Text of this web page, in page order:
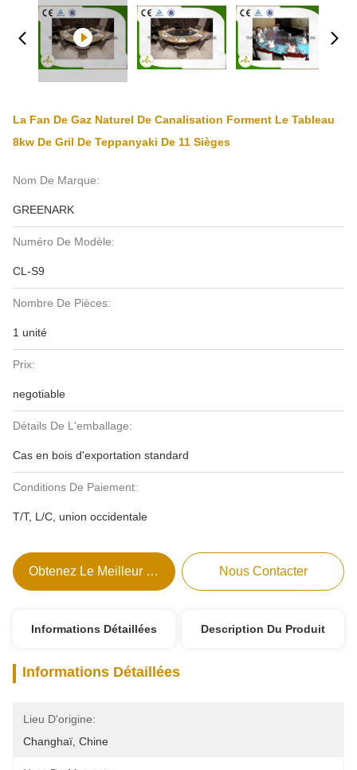
La Fan De Gaz Naturel De Canalisation Forment Le Tableau
8kw De Gril De Teppanyaki De 11 Sièges
Nom De Marque:
GREENARK
Numéro De Modèle:
CL-S9
Nombre De Pièces:
1 unité
Prix:
negotiable
Détails De L'emballage:
Cas en bois d'exportation standard
Conditions De Paiement:
T/T, L/C, union occidentale
Obtenez Le Meilleur Prix Nous Contacter
Informations Détaillées Description Du Produit
Informations Détaillées
Lieu D'origine:
Changhaï, Chine